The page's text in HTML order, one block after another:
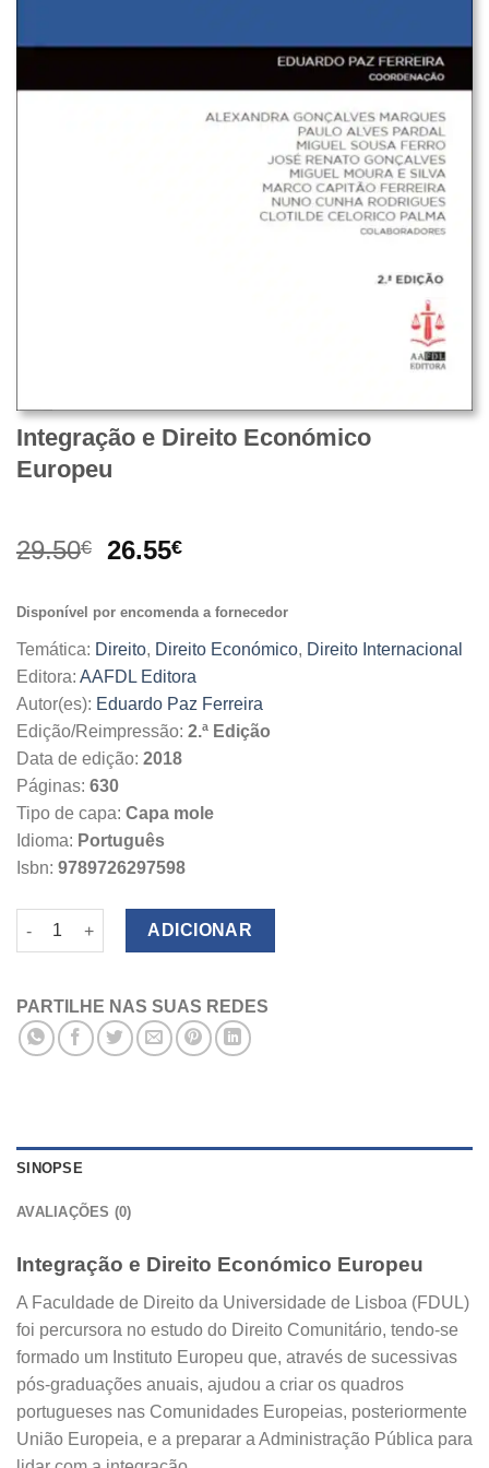
Integração e Direito Económico
Europeu
29.50€
O
original
29.50€.
26.55€O
atual
26.55€.
Disponível por encomenda a fornecedor
Temática: Direito, Direito Económico, Direito Internacional
Editora: AAFDL Editora
Autor(es): Eduardo Paz Ferreira
Edição/Reimpressão: 2.ª Edição
Data de edição: 2018
Páginas: 630
Tipo de capa: Capa mole
Idioma: Português
Isbn: 9789726297598
Quantidade de Integração e Direito Económico Europeu
ADICIONAR
PARTILHE NAS SUAS REDES
SINOPSE
AVALIAÇÕES (0)
Integração e Direito Económico Europeu
A Faculdade de Direito da Universidade de Lisboa (FDUL)
foi percursora no estudo do Direito Comunitário, tendo-se
formado um Instituto Europeu que, através de sucessivas
pós-graduações anuais, ajudou a criar os quadros
portugueses nas Comunidades Europeias, posteriormente
União Europeia, e a preparar a Administração Pública para